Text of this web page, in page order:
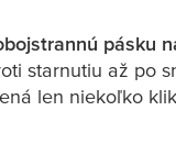
pásku
starnutiu až po
len niekoľko